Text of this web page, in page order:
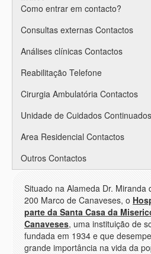
Como entrar em contacto?
Consultas externas Contactos
Análises clínicas Contactos
Reabilitação Telefone
Cirurgia Ambulatória Contactos
Unidade de Cuidados
Area Residencial Contactos
Outros Contactos
Situado na Alameda Dr. Miranda
200 Marco de Canaveses, o
parte da Santa Casa da
Canaveses, uma instituição de
fundada em 1934 e que
grande importância na vida da